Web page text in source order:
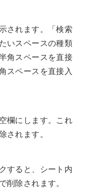
されます。「検索
いスペースの種類
角スペースを直接
スペースを直接入
欄にします。これ
されます。
すると、シート内
除されます。